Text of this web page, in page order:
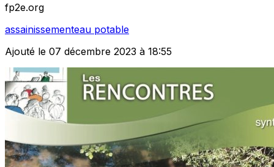
fp2e.org
assainissementeau potable
Ajouté le 07 décembre 2023 à 18:55